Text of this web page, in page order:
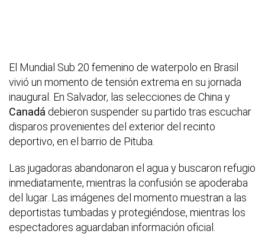
El Mundial Sub 20 femenino de waterpolo en Brasil
vivió un momento de tensión extrema en su jornada
inaugural. En Salvador, las selecciones de China y
Canadá debieron suspender su partido tras escuchar
disparos provenientes del exterior del recinto
deportivo, en el barrio de Pituba.
Las jugadoras abandonaron el agua y buscaron refugio
inmediatamente, mientras la confusión se apoderaba
del lugar. Las imágenes del momento muestran a las
deportistas tumbadas y protegiéndose, mientras los
espectadores aguardaban información oficial.